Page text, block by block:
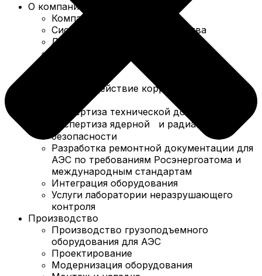
О компании
Компания в цифрах
Система менеджмента качества
Лицензии и сертификаты
Противодействие коррупции
Экспертиза технической документации
Экспертиза ядерной и радиационной
безопасности
Разработка ремонтной документации для
АЭС по требованиям Росэнергоатома и
международным стандартам
Интеграция оборудования
Услуги лаборатории неразрушающего
контроля
Производство
Производство грузоподъемного
оборудования для АЭС
Проектирование
Модернизация оборудования